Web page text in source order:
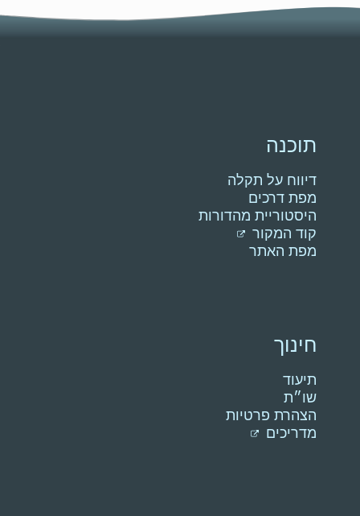
תוכנה
דיווח על תקלה
מפת דרכים
היסטוריית מהדורות
קוד המקור
מפת האתר
חינוך
תיעוד
שו״ת
הצהרת פרטיות
מדריכים